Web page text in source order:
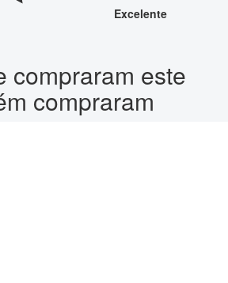
Excelente
compraram este
compraram